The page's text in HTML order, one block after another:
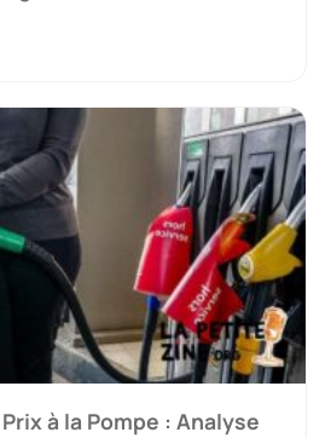
à la Pompe : Analyse